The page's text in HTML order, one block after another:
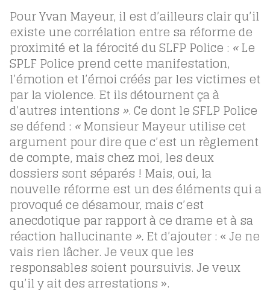
Pour Yvan Mayeur, il est d’ailleurs clair qu’il
existe une corrélation entre sa réforme de
proximité et la férocité du SLFP Police : «Le
SPLF Police prend cette manifestation,
l’émotion et l’émoi créés par les victimes et
par la violence. Et ils détournent ça à
d’autres intentions ». Ce dont le SFLP Police
se défend : «Monsieur Mayeur utilise cet
argument pour dire que c’est un règlement
de compte, mais chez moi, les deux
dossiers sont séparés ! Mais, oui, la
nouvelle réforme est un des éléments qui a
provoqué ce désamour, mais c’est
anecdotique par rapport à ce drame et à sa
réaction hallucinante ».Et d’ajouter : « Je ne
vais rien lâcher. Je veux que les
responsables soient poursuivis. Je veux
qu’il y ait des arrestations ».